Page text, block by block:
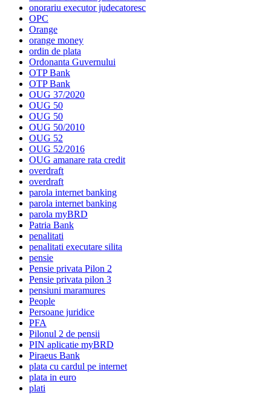
onorariu executor judecatoresc
OPC
Orange
orange money
ordin de plata
Ordonanta Guvernului
OTP Bank
OTP Bank
OUG 37/2020
OUG 50
OUG 50
OUG 50/2010
OUG 52
OUG 52/2016
OUG amanare rata credit
overdraft
overdraft
parola internet banking
parola internet banking
parola myBRD
Patria Bank
penalitati
penalitati executare silita
pensie
Pensie privata Pilon 2
Pensie privata pilon 3
pensiuni maramures
People
Persoane juridice
PFA
Pilonul 2 de pensii
PIN aplicatie myBRD
Piraeus Bank
plata cu cardul pe internet
plata in euro
plati